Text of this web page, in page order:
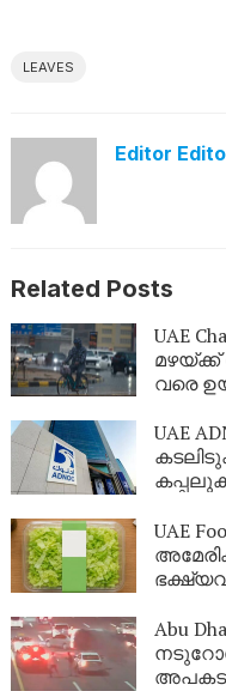
LEAVES
Editor
Related Posts
UAE
വരെ
UAE
UAE
Abu